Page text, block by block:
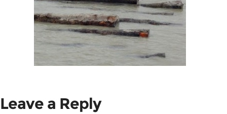
Leave a Reply